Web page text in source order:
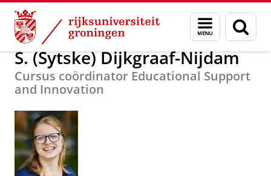
Skip
Content
Skip
Navigation
Menu
en
zoeken
Over ons S. (Sytske) Dijkgraaf-Nijdam
S. (Sytske) Dijkgraaf-Nijdam
Cursus coördinator Educational Support
and Innovation